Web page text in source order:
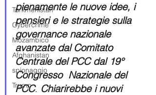
Turkmenistan
Cybercrime
Mozambico
Afghanistan
spionaggio
Trump
pienamente le nuove idee, i
pensieri e le strategie sulla
governance nazionale
avanzate dal Comitato
Centrale del PCC dal 19°
Congresso  Nazionale del
PCC. Chiarirebbe i nuovi